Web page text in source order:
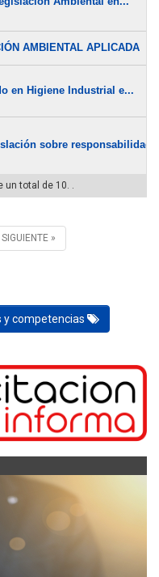
AMBIENTAL APLICADA
en Higiene Industrial e...
sobre
un total de 10. .
SIGUIENTE »
y competencias